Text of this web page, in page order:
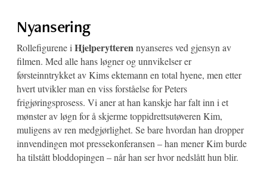
Nyansering
Rollefigurene i Hjelperytterennyanseres ved gjensyn av
filmen. Med alle hans løgner og unnvikelser er
førsteinntrykket av Kims ektemann en total hyene, men etter
hvert utvikler man en viss forståelse for Peters
frigjøringsprosess. Vi aner at han kanskje har falt inn i et
mønster av løgn for å skjerme toppidrettsutøveren Kim,
muligens av ren medgjørlighet. Se bare hvordan han dropper
innvendingen mot pressekonferansen – han mener Kim burde
ha tilstått bloddopingen – når han ser hvor nedslått hun blir.